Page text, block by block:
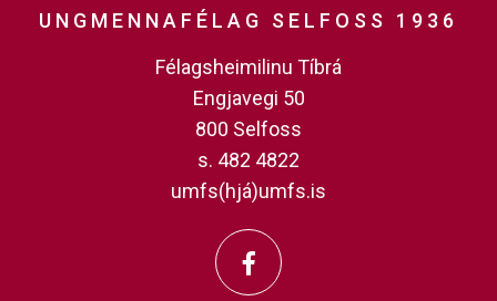
UNGMENNAFÉLAG SELFOSS 1936
Félagsheimilinu Tíbrá
Engjavegi 50
800 Selfoss
s. 482 4822
umfs(hjá)umfs.is